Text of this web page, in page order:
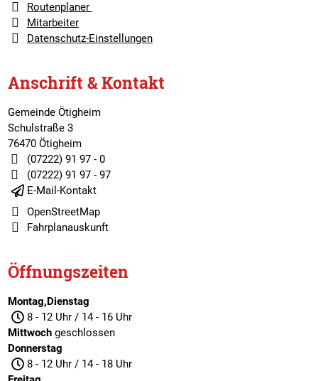
Routenplaner
Mitarbeiter
Datenschutz-Einstellungen
Anschrift & Kontakt
Gemeinde Ötigheim
Schulstraße 3
76470 Ötigheim
(07222) 91 97 - 0
(07222) 91 97 - 97
E-Mail-Kontakt
OpenStreetMap
Fahrplanauskunft
Öffnungszeiten
Montag,Dienstag
8 - 12 Uhr / 14 - 16 Uhr
Mittwochgeschlossen
Donnerstag
8 - 12 Uhr / 14 - 18 Uhr